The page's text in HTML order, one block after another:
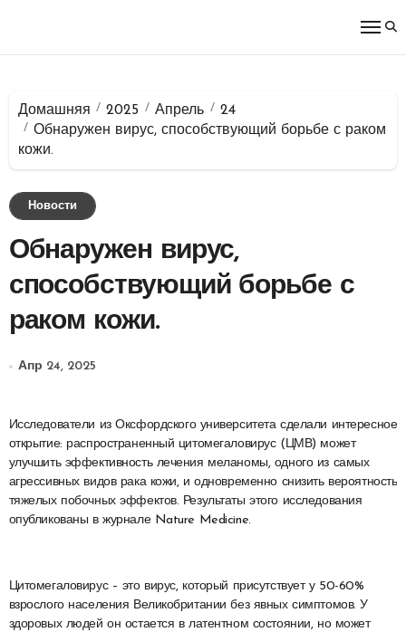
Домашняя 2025 Апрель
24
Обнаружен вирус, способствующий борьбе с раком
кожи.
Новости
Обнаружен вирус,
способствующий борьбе с
раком кожи.
Апр 24, 2025
Исследователи из Оксфордского университета сделали интересное
открытие: распространенный цитомегаловирус (ЦМВ) может
улучшить эффективность лечения меланомы, одного из самых
агрессивных видов рака кожи, и одновременно снизить вероятность
тяжелых побочных эффектов. Результаты этого исследования
опубликованы в журнале Nature Medicine.
Цитомегаловирус – это вирус, который присутствует у 50-60%
взрослого населения Великобритании без явных симптомов. У
здоровых людей он остается в латентном состоянии, но может